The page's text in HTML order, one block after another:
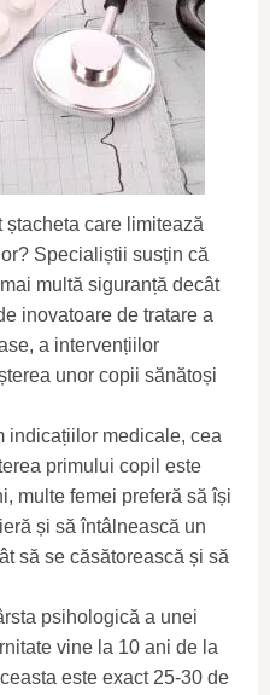
ștacheta care limitează
Specialiștii susțin că
multă siguranță decât
inovatoare de tratare a
a intervențiilor
unor copii sănătoși
indicațiilor medicale, cea
primului copil este
multe femei preferă să își
și să întâlnească un
să se căsătorească și să
psihologică a unei
vine la 10 ani de la
este exact 25-30 de